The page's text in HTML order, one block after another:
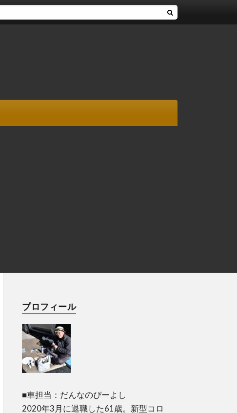
プロフィール
■車担当：だんなのぴーよし
2020年3月に退職した61歳。新型コロ